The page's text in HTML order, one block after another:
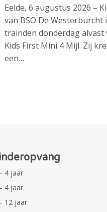
Eelde, 6 augustus 2026 –
van BSO De Westerburcht
trainden donderdag alvast
Kids First Mini 4 Mijl. Zij
een…
4 jaar
4 jaar
12 jaar